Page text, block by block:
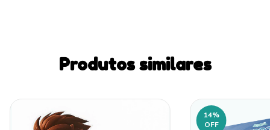
Produtos similares
14%
OFF